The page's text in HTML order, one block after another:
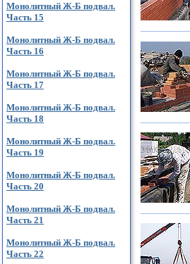
Монолитный Ж-Б подвал.
Часть 15
Монолитный Ж-Б подвал.
Часть 16
Монолитный Ж-Б подвал.
Часть 17
Монолитный Ж-Б подвал.
Часть 18
Монолитный Ж-Б подвал.
Часть 19
Монолитный Ж-Б подвал.
Часть 20
Монолитный Ж-Б подвал.
Часть 21
Монолитный Ж-Б подвал.
Часть 22